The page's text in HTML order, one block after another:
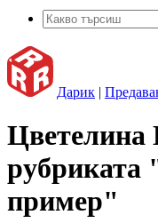
Дарик |
Цветелина
рубриката
пример"